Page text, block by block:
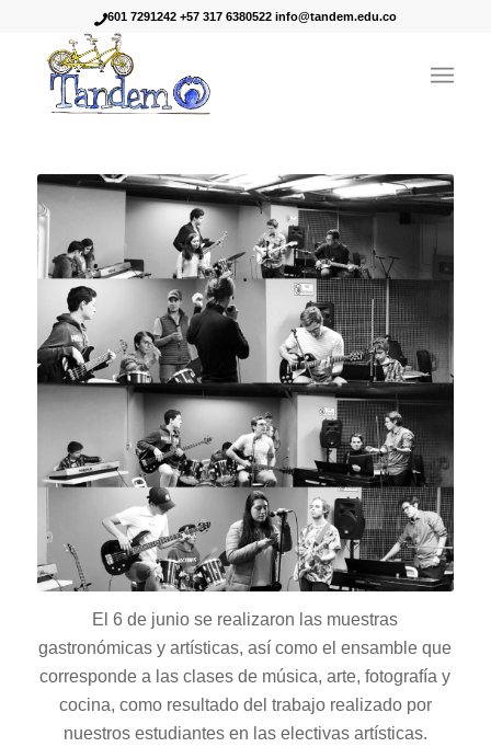
601 7291242 +57 317 6380522 info@tandem.edu.co
El 6 de junio se realizaron las muestras
gastronómicas y artísticas, así como el ensamble que
corresponde a las clases de música, arte, fotografía y
cocina, como resultado del trabajo realizado por
nuestros estudiantes en las electivas artísticas.